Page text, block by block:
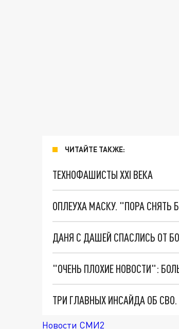
ЧИТАЙТЕ ТАКЖЕ:
ТЕХНОФАШИСТЫ XXI ВЕКА
ОПЛЕУХА МАСКУ. "ПОРА СНЯТЬ
ДАНЯ С ДАШЕЙ СПАСЛИСЬ ОТ
Новости СМИ2